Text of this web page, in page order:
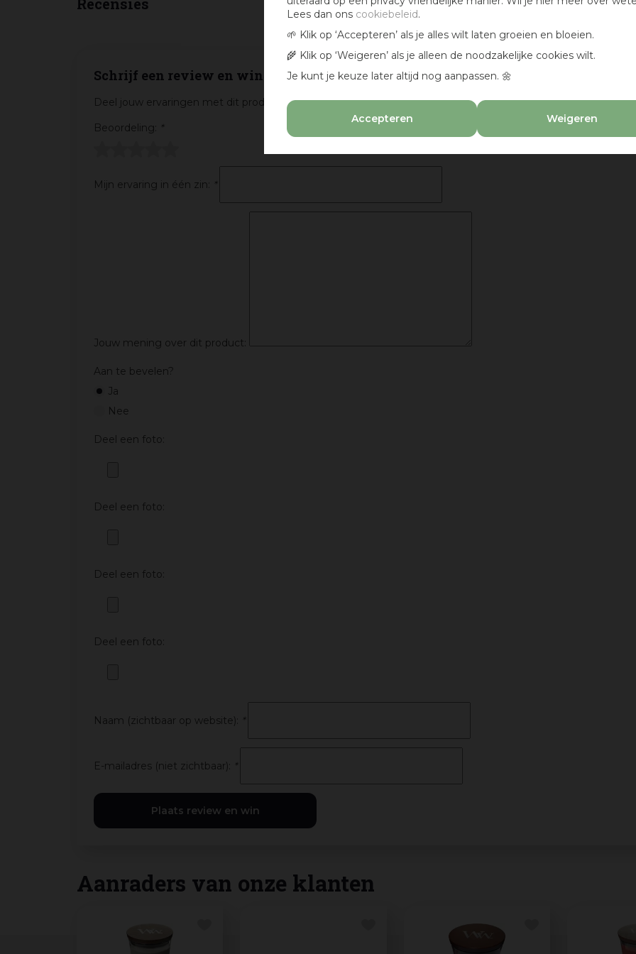
Lees dan ons cookiebeleid.
🌱 Klik op ‘Accepteren’ als je alles wilt laten groeien en bloeien.
🌾 Klik op ‘Weigeren’ als je alleen de noodzakelijke cookies wilt.
Je kunt je keuze later altijd nog aanpassen. 🌼
Accepteren Weigeren
Recensies
Schrijf een review en win een cadeaubon :)
Deel jouw ervaringen met dit product en maak maandelijks kans op een cadeaubon t.w.v. € 25,-
Beoordeling:
*
Mijn ervaring in één zin: *
Jouw mening over dit product:
Aan te bevelen?
Ja
Nee
Deel een foto:
Deel een foto:
Deel een foto:
Deel een foto:
Naam (zichtbaar op website): *
E-mailadres (niet zichtbaar): *
Aanraders van onze klanten